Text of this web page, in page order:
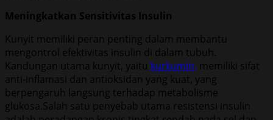
Meningkatkan Sensitivitas Insulin
Kunyit memiliki peran penting dalam membantu
mengontrol efektivitas insulin di dalam tubuh.
Kandungan utama kunyit, yaitu kurkumin, memiliki sifat
anti-inflamasi dan antioksidan yang kuat, yang
berpengaruh langsung terhadap metabolisme
glukosa.Salah satu penyebab utama resistensi insulin